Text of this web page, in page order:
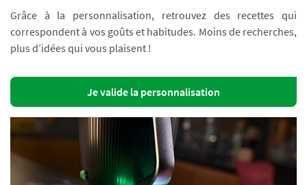
Grâce à la personnalisation, retrouvez des recettes qui
correspondent à vos goûts et habitudes. Moins de recherches,
plus d’idées qui vous plaisent !
Je valide la personnalisation